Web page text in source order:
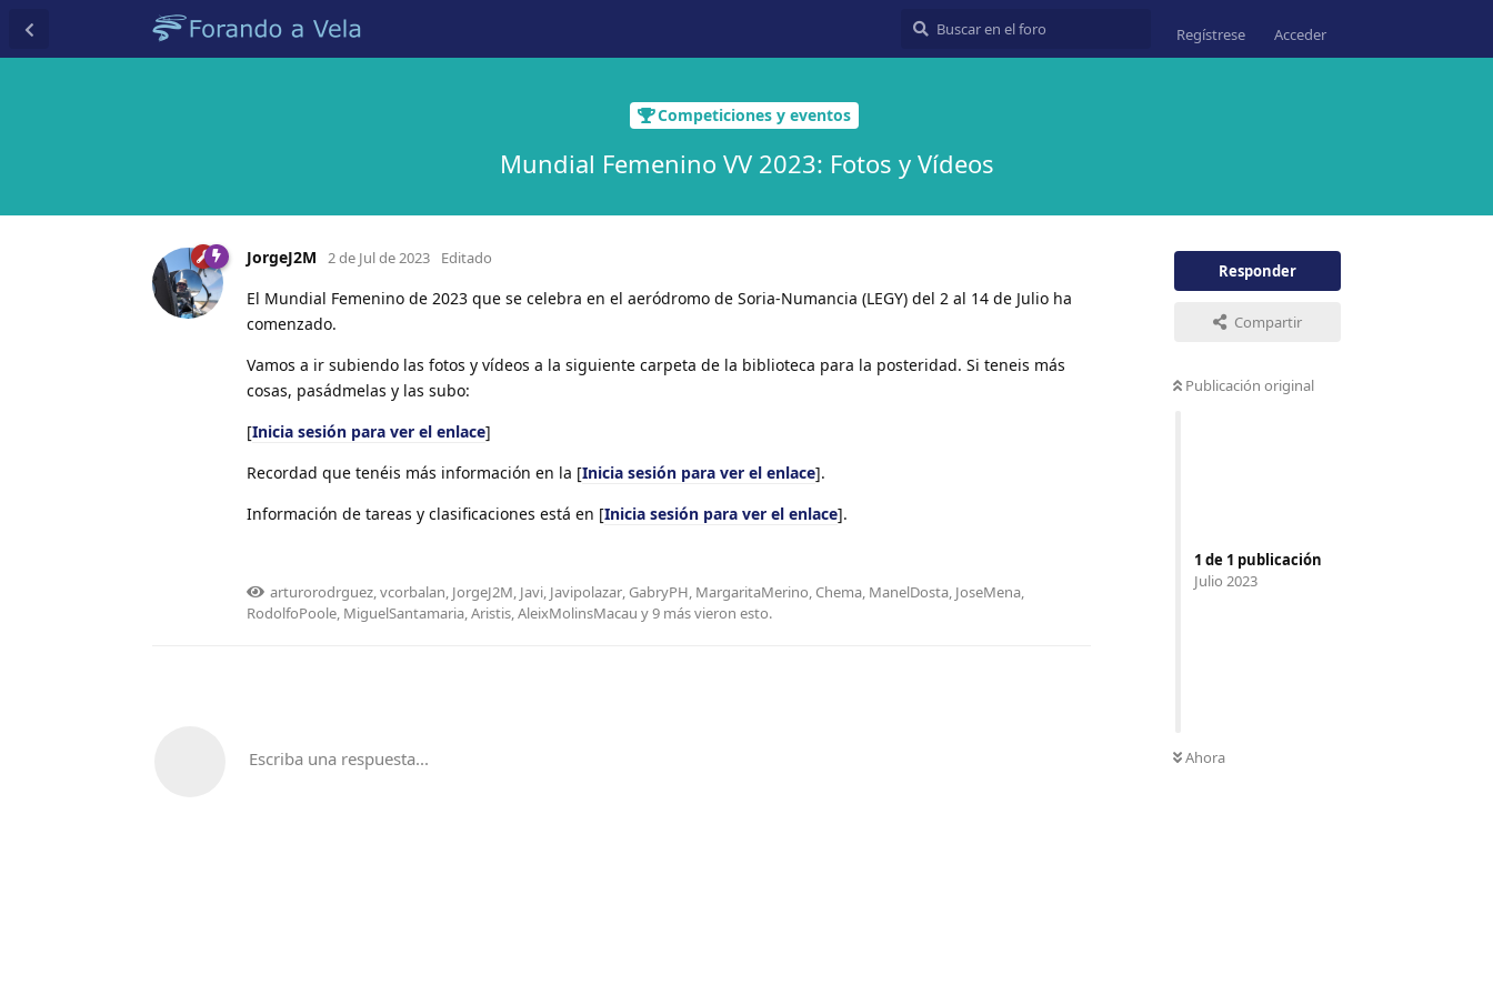
Regístrese Acceder
Competiciones y eventos
Mundial Femenino VV 2023: Fotos y Vídeos
Responder
Compartir
Publicación original
1 de 1 publicación
Julio 2023
Ahora
JorgeJ2M 2 de Jul de 2023 Editado
El Mundial Femenino de 2023 que se celebra en el aeródromo de Soria-Numancia (LEGY) del 2 al 14 de Julio ha
comenzado.
Vamos a ir subiendo las fotos y vídeos a la siguiente carpeta de la biblioteca para la posteridad. Si teneis más
cosas, pasádmelas y las subo:
[Inicia sesión para ver el enlace]
Recordad que tenéis más información en la [Inicia sesión para ver el enlace].
Información de tareas y clasificaciones está en [Inicia sesión para ver el enlace].
arturorodrguez,vcorbalan, JorgeJ2M, Javi, Javipolazar, GabryPH, MargaritaMerino, Chema, ManelDosta, JoseMena,
RodolfoPoole, MiguelSantamaria,Aristis,AleixMolinsMacau y9 másvieron esto.
Escriba una respuesta...